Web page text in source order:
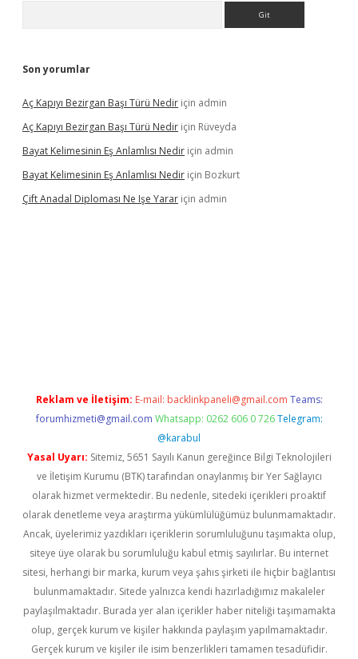
Son yorumlar
Aç Kapıyı Bezirgan Başı Türü Nedir için admin
Aç Kapıyı Bezirgan Başı Türü Nedir için Rüveyda
Bayat Kelimesinin Eş Anlamlısı Nedir için admin
Bayat Kelimesinin Eş Anlamlısı Nedir için Bozkurt
Çift Anadal Diploması Ne Işe Yarar için admin
Reklam ve İletişim: E-mail: backlinkpaneli@gmail.com Teams:
forumhizmeti@gmail.com Whatsapp: 0262 606 0 726 Telegram:
@karabul
Yasal Uyarı: Sitemiz, 5651 Sayılı Kanun gereğince Bilgi Teknolojileri
ve İletişim Kurumu (BTK) tarafından onaylanmış bir Yer Sağlayıcı
olarak hizmet vermektedir. Bu nedenle, sitedeki içerikleri proaktif
olarak denetleme veya araştırma yükümlülüğümüz bulunmamaktadır.
Ancak, üyelerimiz yazdıkları içeriklerin sorumluluğunu taşımakta olup,
siteye üye olarak bu sorumluluğu kabul etmiş sayılırlar. Bu internet
sitesi, herhangi bir marka, kurum veya şahıs şirketi ile hiçbir bağlantısı
bulunmamaktadır. Sitede yalnızca kendi hazırladığımız makaleler
paylaşılmaktadır. Burada yer alan içerikler haber niteliği taşımamakta
olup, gerçek kurum ve kişiler hakkında paylaşım yapılmamaktadır.
Gerçek kurum ve kişiler ile isim benzerlikleri tamamen tesadüfidir.